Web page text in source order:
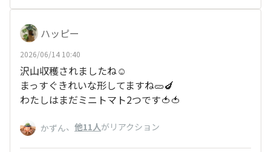
ハッピー
2026/06/14 10:40
沢山収穫されましたね☺️
まっすぐきれいな形してますね🥒🍆
わたしはまだミニトマト2つです🍅🍅
かずん、 他11人がリアクション